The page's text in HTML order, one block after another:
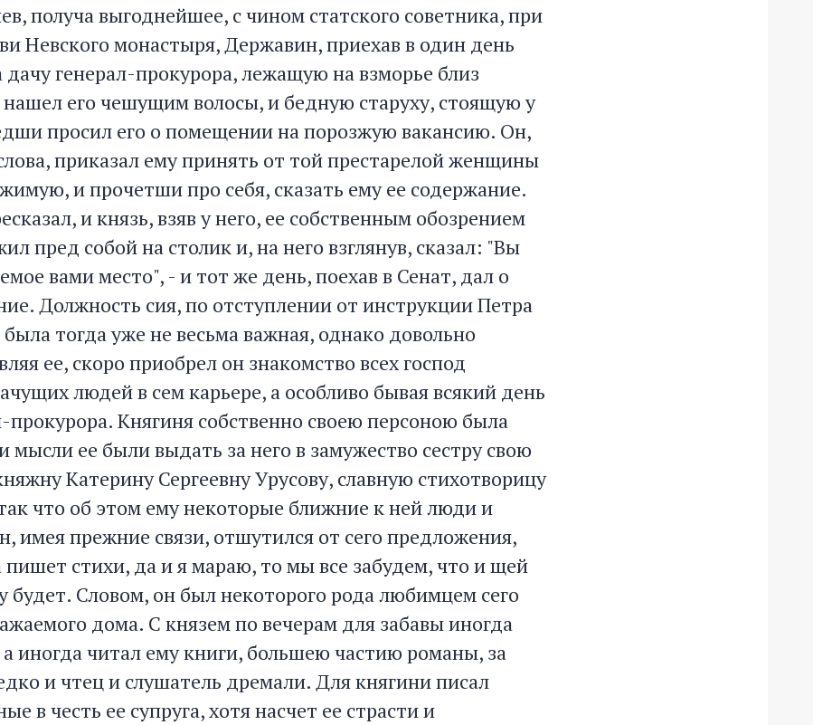
получа выгоднейшее, с чином статского советника, при
Невского монастыря, Державин, приехав в один день
дачу генерал-прокурора, лежащую на взморье близ
его чешущим волосы, и бедную старуху, стоящую у
просил его о помещении на порозжую вакансию. Он,
приказал ему принять от той престарелой женщины
и прочетши про себя, сказать ему ее содержание.
и князь, взяв у него, ее собственным обозрением
пред собой на столик и, на него взглянув, сказал: "Вы
вами место", - и тот же день, поехав в Сенат, дал о
Должность сия, по отступлении от инструкции Петра
тогда уже не весьма важная, однако довольно
ее, скоро приобрел он знакомство всех господ
людей в сем карьере, а особливо бывая всякий день
прокурора. Княгиня собственно своею персоною была
мысли ее были выдать за него в замужество сестру свою
Катерину Сергеевну Урусову, славную стихотворицу
что об этом ему некоторые ближние к ней люди и
имея прежние связи, отшутился от сего предложения,
пишет стихи, да и я мараю, то мы все забудем, что и щей
будет. Словом, он был некоторого рода любимцем сего
дома. С князем по вечерам для забавы иногда
иногда читал ему книги, большею частию романы, за
и чтец и слушатель дремали. Для княгини писал
в честь ее супруга, хотя насчет ее страсти и